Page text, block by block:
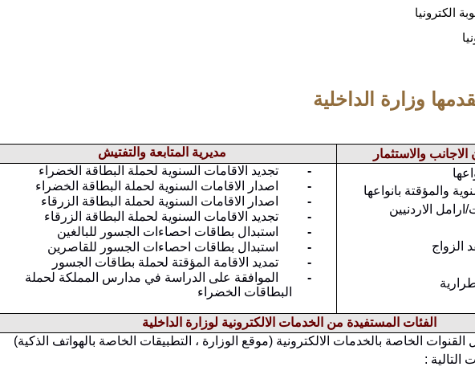
الكترونيا
وزارة الداخلية
والاستثمار
مديرية المتابعة والتفتيش
والمؤقتة بانواعها
الاردنيين
الزواج
-
تجديد الاقامات السنوية لحملة البطاقة الخضراء
-
اصدار الاقامات السنوية لحملة البطاقة الخضراء
-
اصدار الاقامات السنوية لحملة البطاقة الزرقاء
-
تجديد الاقامات السنوية لحملة البطاقة الزرقاء
-
استبدال بطاقات احصاءات الجسور للبالغين
-
استبدال بطاقات احصاءات الجسور للقاصرين
-
تمديد الاقامة المؤقتة لحملة بطاقات الجسور
-
الموافقة على الدراسة في مدارس المملكة لحملة
البطاقات الخضراء
الفئات المستفيدة من الخدمات الالكترونية لوزارة الداخلية
الخاصة بالخدمات الالكترونية (موقع الوزارة ، التطبيقات الخاصة بالهواتف الذكية)
التالية :